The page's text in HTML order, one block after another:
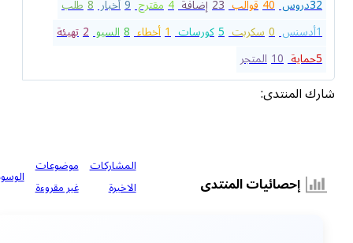
32دروس 40قوالب23إضافة4 مقترح 9 أخبار8 طلب
أدسنس 0 سكربت5 كورسات1 أخطاء8 السيو 2 تهيئة
حماية10المتجر
شارك المنتدى:
إحصائيات المنتدى
المشاركات
الاخيرة
موضوعات
غير مقروءة
الوسوم